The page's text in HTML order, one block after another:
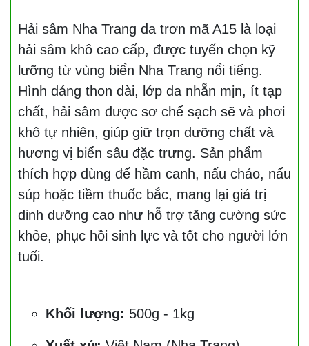
Hải sâm Nha Trang da trơn mã A15 là loại
hải sâm khô cao cấp, được tuyển chọn kỹ
lưỡng từ vùng biển Nha Trang nổi tiếng.
Hình dáng thon dài, lớp da nhẵn mịn, ít tạp
chất, hải sâm được sơ chế sạch sẽ và phơi
khô tự nhiên, giúp giữ trọn dưỡng chất và
hương vị biển sâu đặc trưng. Sản phẩm
thích hợp dùng để hầm canh, nấu cháo, nấu
súp hoặc tiềm thuốc bắc, mang lại giá trị
dinh dưỡng cao như hỗ trợ tăng cường sức
khỏe, phục hồi sinh lực và tốt cho người lớn
tuổi.
Khối lượng: 500g - 1kg